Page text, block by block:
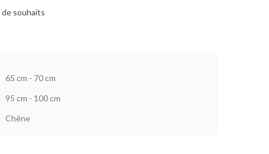
souhaits
65 cm - 70 cm
95 cm - 100 cm
Chêne